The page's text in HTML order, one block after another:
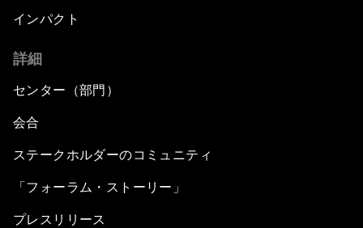
インパクト
詳細
センター（部門）
会合
ステークホルダーのコミュニティ
「フォーラム・ストーリー」
プレスリリース